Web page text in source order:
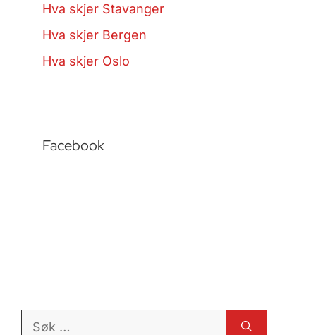
Hva skjer Stavanger
Hva skjer Bergen
Hva skjer Oslo
Facebook
Søk